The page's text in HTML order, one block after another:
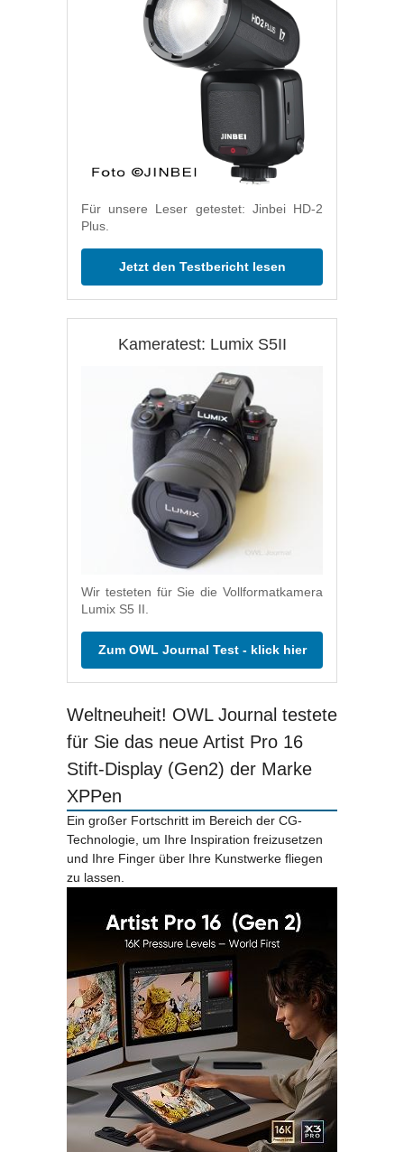
Für unsere Leser getestet: Jinbei HD-2
Plus.
Jetzt den Testbericht lesen
Kameratest: Lumix S5II
Wir testeten für Sie die Vollformatkamera
Lumix S5 II.
Zum OWL Journal Test - klick hier
Weltneuheit! OWL Journal testete
für Sie das neue Artist Pro 16
Stift-Display (Gen2) der Marke
XPPen
Ein großer Fortschritt im Bereich der CG-
Technologie, um Ihre Inspiration freizusetzen
und Ihre Finger über Ihre Kunstwerke fliegen
zu lassen.